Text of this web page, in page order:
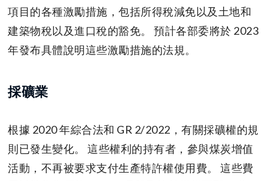
項目的各種激勵措施，包括所得稅減免以及土地和
建築物稅以及進口稅的豁免。 預計各部委將於 2023
年發布具體說明這些激勵措施的法規。
採礦業
根據 2020 年綜合法和 GR 2/2022，有關採礦權的規
則已發生變化。 這些權利的持有者，參與煤炭增值
活動，不再被要求支付生產特許權使用費。 這些費